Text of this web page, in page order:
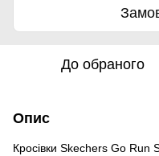
До обраного
Опис
Кросівки Skechers Go Run